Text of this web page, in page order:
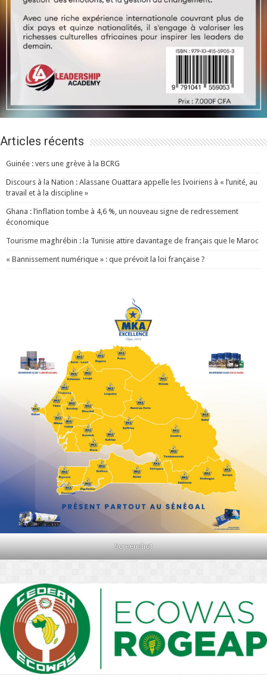
Articles récents
Guinée : vers une grève à la BCRG
Discours à la Nation : Alassane Ouattara appelle les Ivoiriens à « l’unité, au
travail et à la discipline »
Ghana : l’inflation tombe à 4,6 %, un nouveau signe de redressement
économique
Tourisme maghrébin : la Tunisie attire davantage de français que le Maroc
« Bannissement numérique » : que prévoit la loi française ?
Screenshot